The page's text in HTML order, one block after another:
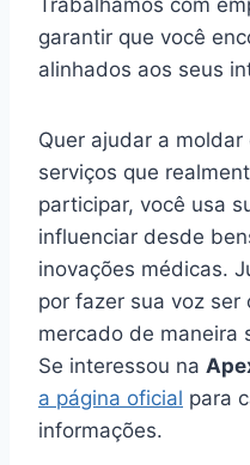
garantir que você
alinhados aos seus
Quer ajudar a
serviços que
participar, você usa
influenciar desde
inovações médicas.
por fazer sua voz
mercado de maneira
Se interessou na
a página oficial para
informações.